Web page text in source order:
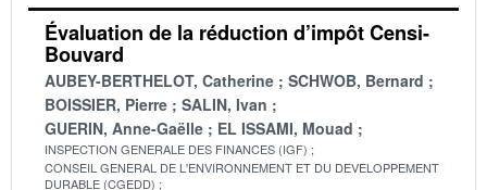
Évaluation de la réduction d’impôt Censi-
Bouvard
AUBEY-BERTHELOT, Catherine
SCHWOB, Bernard
BOISSIER, Pierre
SALIN, Ivan
GUERIN, Anne-Gaëlle
EL ISSAMI, Mouad
INSPECTION GENERALE DES FINANCES (IGF)
CONSEIL GENERAL DE L'ENVIRONNEMENT ET DU DEVELOPPEMENT
DURABLE (CGEDD)